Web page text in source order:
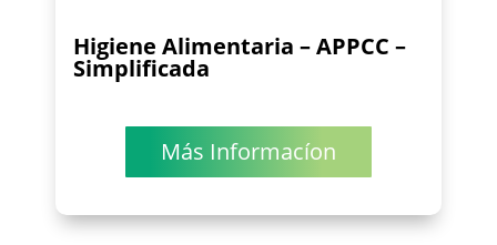
Higiene Alimentaria – APPCC –
Simplificada
Más Informacíon